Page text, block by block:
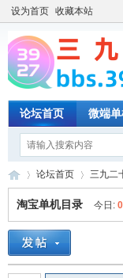
设为首页 收藏本站
论坛首页 微端
»
论坛首页 三九二
淘宝单机目录 今日: 0